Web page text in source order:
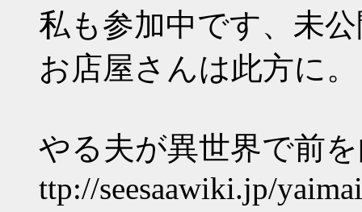
私も参加中です、未
お店屋さんは此方に。
やる夫が異世界で前
ttp://seesaawiki.jp/